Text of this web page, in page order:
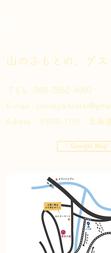
山のふもとの、ゲス
T E L :080-2862-4080
E-mail :
Adress : 〒078-1701​ 北海
Google Map